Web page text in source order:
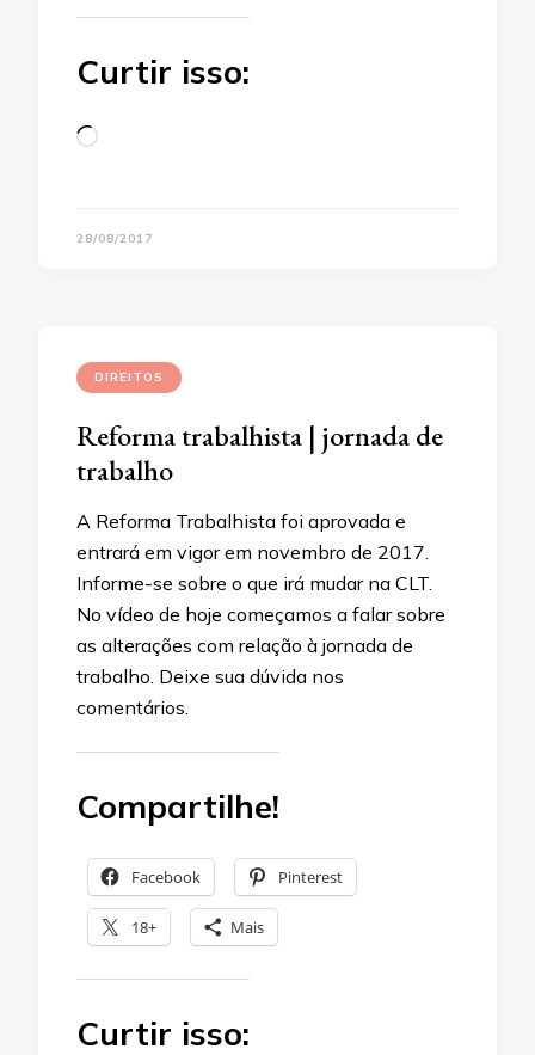
Curtir isso:
Loading…
28/08/2017
DIREITOS
Reforma trabalhista | jornada de
trabalho
A Reforma Trabalhista foi aprovada e
entrará em vigor em novembro de 2017.
Informe-se sobre o que irá mudar na CLT.
No vídeo de hoje começamos a falar sobre
as alterações com relação à jornada de
trabalho. Deixe sua dúvida nos
comentários.
Compartilhe!
Facebook Pinterest
18+ Mais
Curtir isso: